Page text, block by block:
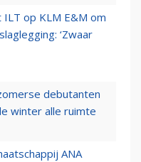
op KLM E&M om
‘Zwaar
debutanten
winter alle ruimte
ANA